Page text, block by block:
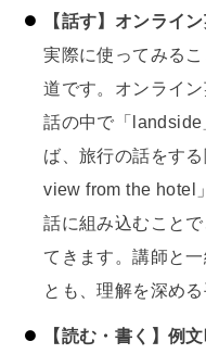
【話す】オンライ
実際に使ってみる
道です。オンライ
話の中で「landside
ば、旅行の話をす
view from the hotel
話に組み込むこと
てきます。講師と
とも、理解を深め
【読む・書く】例